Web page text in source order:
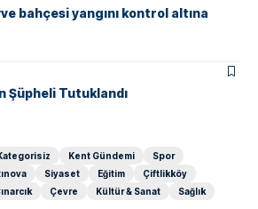
bahçesi yangını kontrol altına
Şüpheli Tutuklandı
Kent Gündemi
Spor
Siyaset Eğitim
Çiftlikköy
Çevre Kültür & Sanat Sağlık